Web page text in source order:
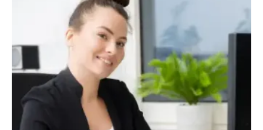
GEPÄCKTRÄGER :
MIK Systemgepäckträger
GEWICHT :
GÄNGE :